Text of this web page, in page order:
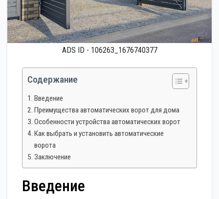
ADS ID - 106263_1676740377
Содержание
Введение
Преимущества автоматических ворот для дома
Особенности устройства автоматических ворот
Как выбрать и установить автоматические
ворота
Заключение
Введение